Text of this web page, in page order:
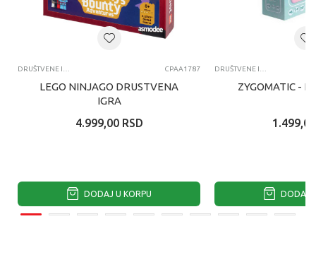
DRUŠTVENE IGRE CPAA1787
LEGO NINJAGO DRUSTVENA
IGRA
4.999,00 RSD
DODAJ U KORPU
DRUŠTVENE IGRE
ZYGOMATIC -
1.499,00
DODAJ